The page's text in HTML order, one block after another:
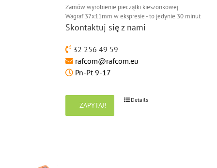
Zamów wyrobienie pieczątki kieszonkowej
Wagraf 37x11mm w ekspresie - to jedynie 30 minut
Skontaktuj się z nami
32 256 49 59
rafcom@rafcom.eu
Pn-Pt 9-17
ZAPYTAJ!
Details